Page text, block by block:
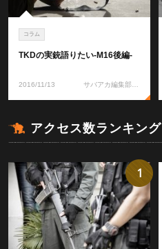
コラム
TKDの実銃語りたい-M16後編-
2016/11/13 サバアカ編集部 TKD
アクセス数ランキング
1